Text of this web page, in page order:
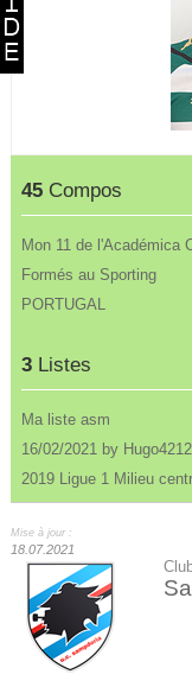
45 Compos
Mon 11 de l'Académica
Formés au Sporting
PORTUGAL
3 Listes
Ma liste asm
16/02/2021 by Hugo4212
2019 Ligue 1 Milieu
Mise à jour :
18.07.2021